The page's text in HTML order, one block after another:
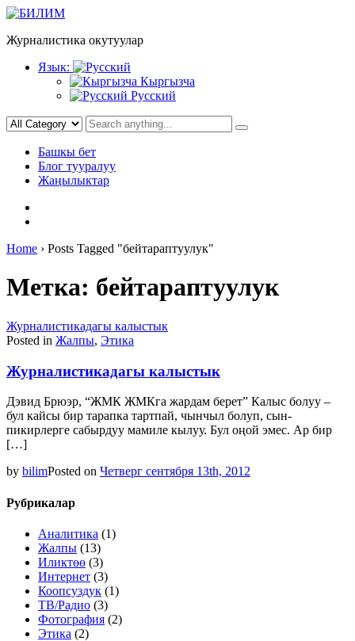
Skip
content
Журналистика окутуулар
Язык:
Кыргызча
Русский
Башкы бет
Блог тууралуу
Жаңылыктар
Home › Posts Tagged "бейтараптуулук"
Метка: бейтараптуулук
Журналистикадагы калыстык
Posted in Жалпы, Этика
Журналистикадагы калыстык
Дэвид Брюэр, “ЖМК ЖМКга жардам берет” Калыс болуу –
бул кайсы бир тарапка тартпай, чынчыл болуп, сын-
пикирлерге сабырдуу мамиле кылуу. Бул оңой эмес. Ар бир
[…]
by bilimPosted on Четверг сентября 13th, 2012
Рубрикалар
Аналитика (1)
Жалпы (13)
Иликтөө (3)
Интернет (3)
Коопсуздук (1)
ТВ/Радио (3)
Фотография (2)
Этика (2)